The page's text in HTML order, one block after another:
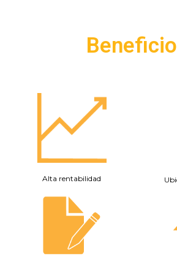
Alta rentabilidad